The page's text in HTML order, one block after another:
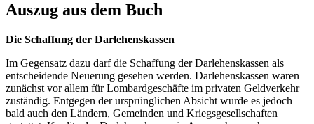
Auszug aus dem Buch
Die Schaffung der Darlehenskassen
Im Gegensatz dazu darf die Schaffung der Darlehenskassen als
entscheidende Neuerung gesehen werden. Darlehenskassen waren
zunächst vor allem für Lombardgeschäfte im privaten Geldverkehr
zuständig. Entgegen der ursprünglichen Absicht wurde es jedoch
bald auch den Ländern, Gemeinden und Kriegsgesellschaften